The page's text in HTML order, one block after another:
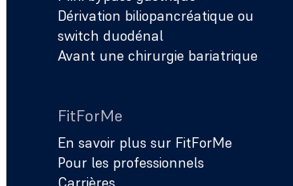
Dérivation biliopancréatique ou
switch duodénal
Avant une chirurgie bariatrique
FitForMe
En savoir plus sur FitForMe
Pour les professionnels